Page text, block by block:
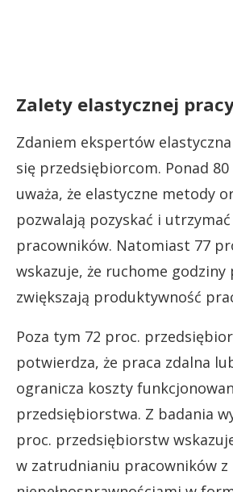
Zalety elastycznej
Zdaniem ekspertów
się przedsiębiorcom. Ponad
uważa, że elastyczne metody
pozwalają pozyskać i
pracowników. Natomiast 77
wskazuje, że ruchome godziny
zwiększają produktywność
Poza tym 72 proc.
potwierdza, że praca zdalna
ogranicza koszty
przedsiębiorstwa. Z badania
proc. przedsiębiorstw
w zatrudnianiu pracowników z